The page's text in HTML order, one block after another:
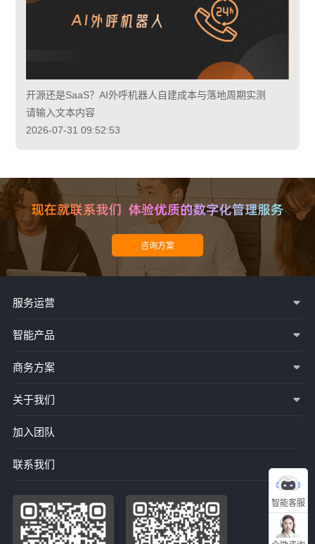
开源还是SaaS？AI外呼机器人自建成本与落地周期实测
请输入文本内容
2026-07-31 09:52:53
智能客服
服务运营
智能产品
商务方案
关于我们
加入团队
联系我们